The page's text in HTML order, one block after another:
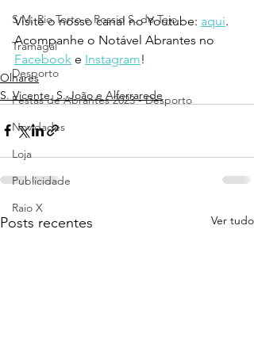
S.M. Rio Torto e Rossio S. do Tejo
Tramagal
Desporto
Festas de Abrantes 2023 - Desporto
Novidades
Loja
Publicidade
Raio X
Visite o nosso canal no Youtube: aqui.
Acompanhe o Notável Abrantes no
Facebook e Instagram!
Olhares
S. Vicente, S. João e Alferrarede
Posts recentes Ver tudo